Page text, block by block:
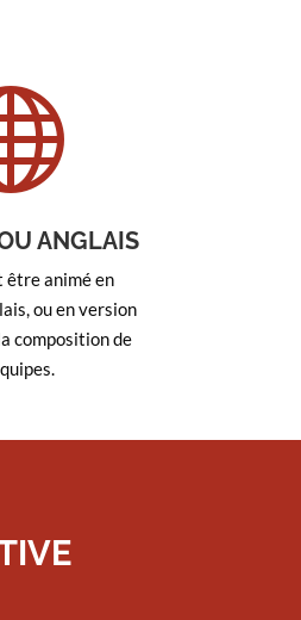
ANGLAIS
être animé en
ou en version
composition de